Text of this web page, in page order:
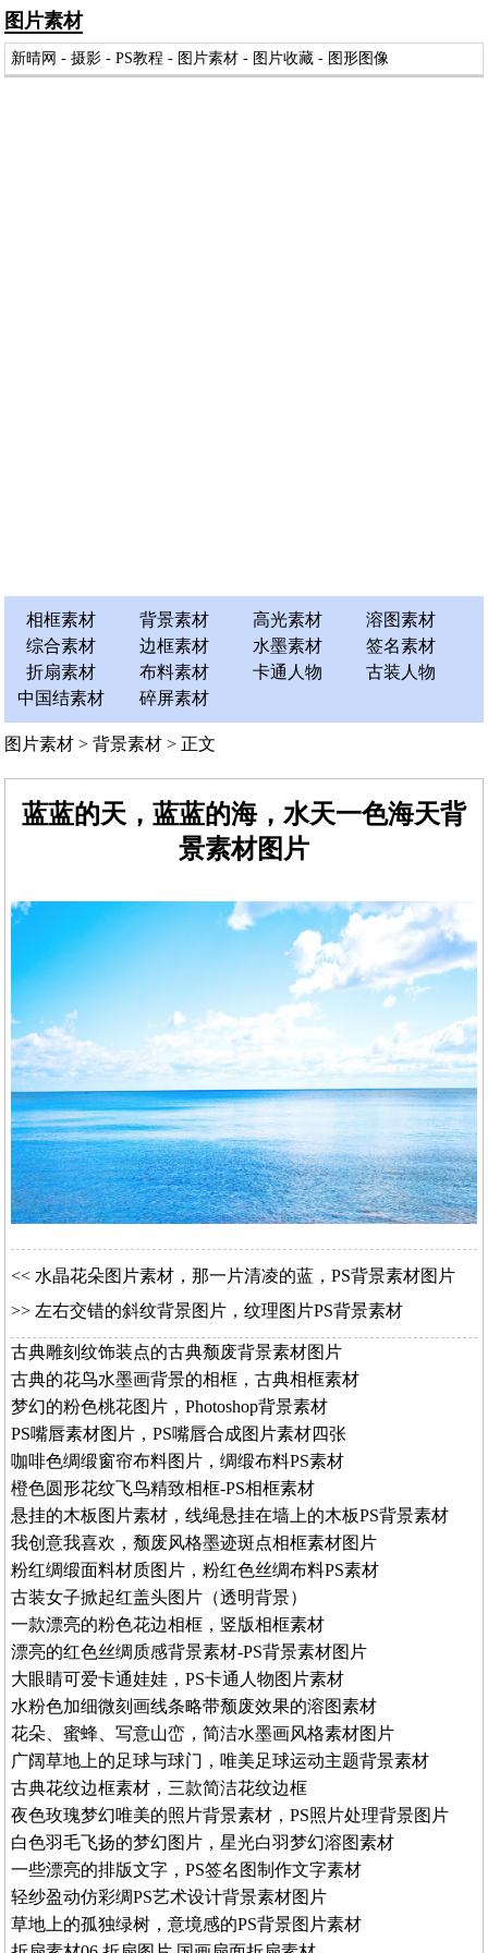
图片素材
新晴网 - 摄影 - PS教程 - 图片素材 - 图片收藏 - 图形图像
相框素材 背景素材 高光素材
溶图素材
综合素材
边框素材 水墨素材
签名素材
折扇素材
布料素材 卡通人物
古装人物
中国结素材
碎屏素材
图片素材 > 背景素材 > 正文
蓝蓝的天，蓝蓝的海，水天一色海天背
景素材图片
<< 水晶花朵图片素材，那一片清凌的蓝，PS背景素材图片
>> 左右交错的斜纹背景图片，纹理图片PS背景素材
古典雕刻纹饰装点的古典颓废背景素材图片
古典的花鸟水墨画背景的相框，古典相框素材
梦幻的粉色桃花图片，Photoshop背景素材
PS嘴唇素材图片，PS嘴唇合成图片素材四张
咖啡色绸缎窗帘布料图片，绸缎布料PS素材
橙色圆形花纹飞鸟精致相框-PS相框素材
悬挂的木板图片素材，线绳悬挂在墙上的木板PS背景素材
我创意我喜欢，颓废风格墨迹斑点相框素材图片
粉红绸缎面料材质图片，粉红色丝绸布料PS素材
古装女子掀起红盖头图片（透明背景）
一款漂亮的粉色花边相框，竖版相框素材
漂亮的红色丝绸质感背景素材-PS背景素材图片
大眼睛可爱卡通娃娃，PS卡通人物图片素材
水粉色加细微刻画线条略带颓废效果的溶图素材
花朵、蜜蜂、写意山峦，简洁水墨画风格素材图片
广阔草地上的足球与球门，唯美足球运动主题背景素材
古典花纹边框素材，三款简洁花纹边框
夜色玫瑰梦幻唯美的照片背景素材，PS照片处理背景图片
白色羽毛飞扬的梦幻图片，星光白羽梦幻溶图素材
一些漂亮的排版文字，PS签名图制作文字素材
轻纱盈动仿彩绸PS艺术设计背景素材图片
草地上的孤独绿树，意境感的PS背景图片素材